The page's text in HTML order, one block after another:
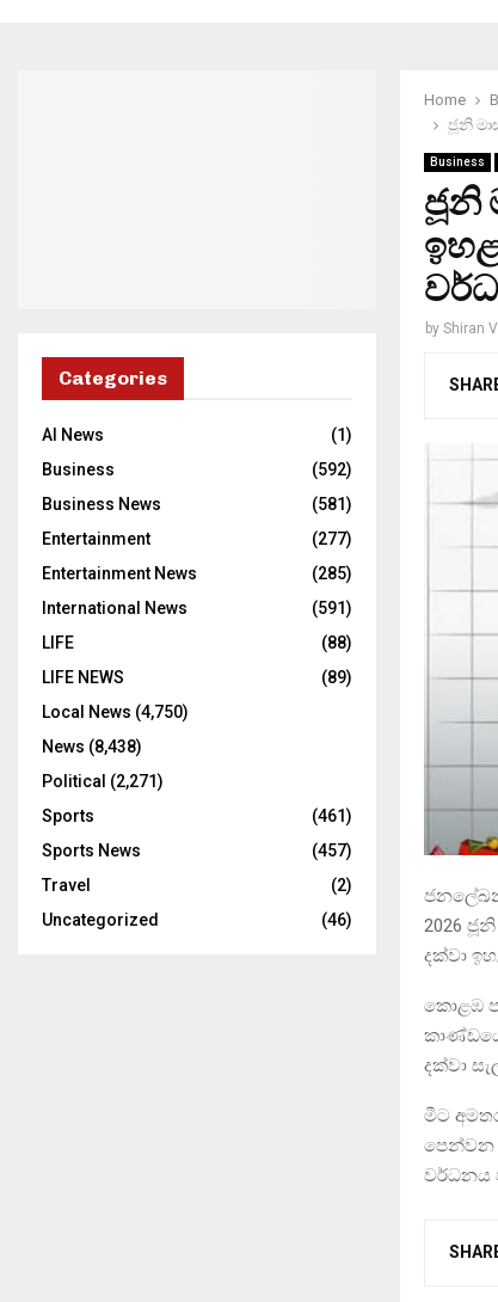
Home
ජූනි
Business
ජූනි
by Shiran
2026
දක්වා
කොළඹ
දක්වා
මීට
පෙන්වන
වර්ධනය
Categories
AI News
(1)
Business
(592)
Business News
(581)
Entertainment
(277)
Entertainment News
(285)
International News
(591)
LIFE
(88)
LIFE NEWS
(89)
Local News (4,750)
News (8,438)
Political (2,271)
Sports
(461)
Sports News
(457)
Travel
(2)
Uncategorized
(46)